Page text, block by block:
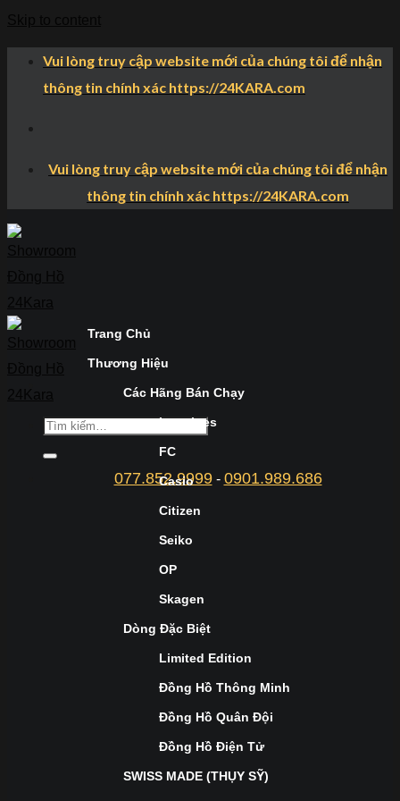
Vui lòng truy cập website mới của chúng tôi để nhận
thông tin chính xác https://24KARA.com
Vui lòng truy cập website mới của chúng tôi để nhận
thông tin chính xác https://24KARA.com
077.852.9999- 0901.989.686
Trang Chủ
Thương Hiệu
Các Hãng Bán Chạy
Longines
FC
Casio
Citizen
Seiko
OP
Skagen
Dòng Đặc Biệt
Limited Edition
Đồng Hồ Thông Minh
Đồng Hồ Quân Đội
Đồng Hồ Điện Tử
SWISS MADE (THỤY SỸ)